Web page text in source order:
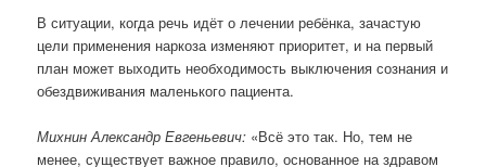
В ситуации, когда речь идёт о лечении ребёнка, зачастую
цели применения наркоза изменяют приоритет, и на первый
план может выходить необходимость выключения сознания и
обездвиживания маленького пациента.
Михнин Александр Евгеньевич: «Всё это так. Но, тем не
менее, существует важное правило, основанное на здравом